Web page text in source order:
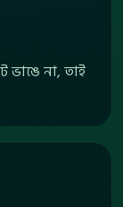
ভাঙে না, তাই